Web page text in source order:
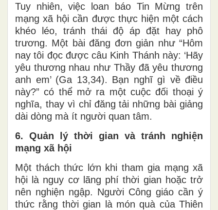
Tuy nhiên, việc loan báo Tin Mừng trên
mạng xã hội cần được thực hiện một cách
khéo léo, tránh thái độ áp đặt hay phô
trương. Một bài đăng đơn giản như “Hôm
nay tôi đọc được câu Kinh Thánh này: ‘Hãy
yêu thương nhau như Thầy đã yêu thương
anh em’ (Ga 13,34). Bạn nghĩ gì về điều
này?” có thể mở ra một cuộc đối thoại ý
nghĩa, thay vì chỉ đăng tải những bài giảng
dài dòng mà ít người quan tâm.
6. Quản lý thời gian và tránh nghiện
mạng xã hội
Một thách thức lớn khi tham gia mạng xã
hội là nguy cơ lãng phí thời gian hoặc trở
nên nghiện ngập. Người Công giáo cần ý
thức rằng thời gian là món quà của Thiên